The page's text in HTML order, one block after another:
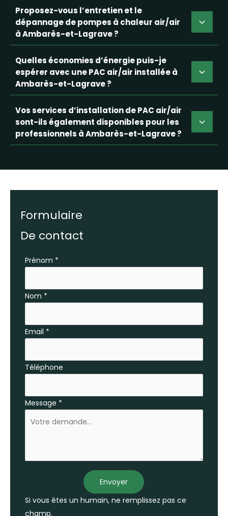
Proposez-vous l’entretien et le
dépannage de pompes à chaleur air/air
à Ambarès-et-Lagrave ?
Quelles économies d’énergie puis-je
espérer avec une PAC air/air installée à
Ambarès-et-Lagrave ?
Vos services d’installation de PAC air/air
sont-ils également disponibles pour les
professionnels à Ambarès-et-Lagrave ?
Formulaire
De contact
Formulaire
téléphone
Prénom *
Nom *
Email *
Téléphone
Message *
Envoyer
Si vous êtes un humain, ne remplissez pas ce
champ.